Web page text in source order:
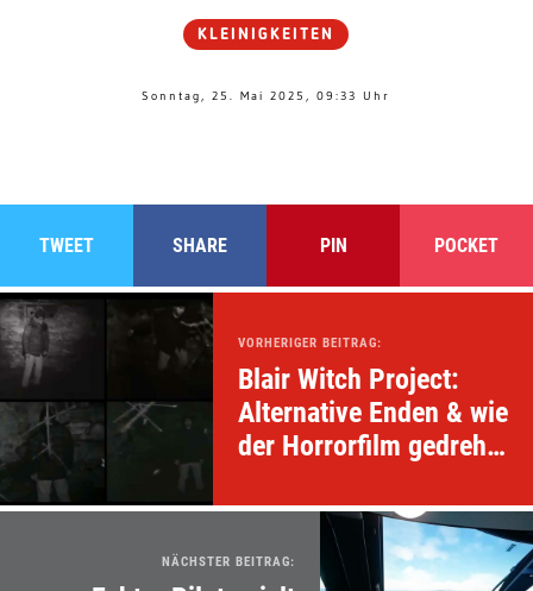
KLEINIGKEITEN
Sonntag, 25. Mai 2025, 09:33 Uhr
TWEET SHARE PIN POCKET
VORHERIGER BEITRAG:
Blair Witch Project:
Alternative Enden & wie
der Horrorfilm gedreht
NÄCHSTER BEITRAG: